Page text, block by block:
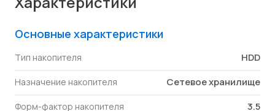
Основные характеристики
Тип накопителя HDD
Назначение накопителя Сетевое хранилище
Форм-фактор накопителя 3.5